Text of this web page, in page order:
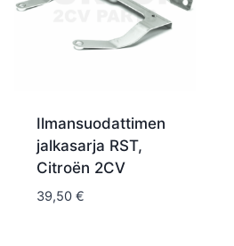
Ilmansuodattimen
jalkasarja RST,
Citroën 2CV
39,50 €